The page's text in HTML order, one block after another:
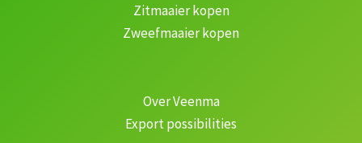
Zitmaaier kopen
Zweefmaaier kopen
Over Veenma
Export possibilities